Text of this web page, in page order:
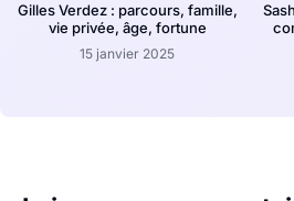
Gilles Verdez : parcours, famille,
vie privée, âge, fortune
15 janvier 2025